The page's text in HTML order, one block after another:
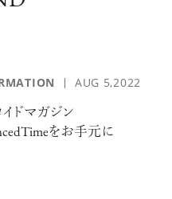
AUG 5,2022
イドマガジン
をお手元に